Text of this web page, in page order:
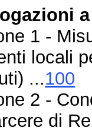
1 -
locali
...100
2 -
di